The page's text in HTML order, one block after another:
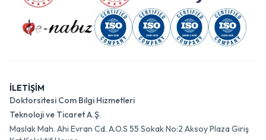
İLETİŞİM
Doktorsitesi Com Bilgi Hizmetleri
Teknoloji ve Ticaret A.Ş.
Maslak Mah. Ahi Evran Cd. A.O.S 55 Sokak No:2 Aksoy Plaza Giriş